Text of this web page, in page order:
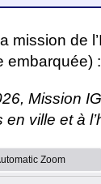
de
embarquée) :
Mission
ville et à